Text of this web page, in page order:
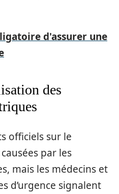
d'assurer une
des
officiels sur le
par les
mais les médecins et
d’urgence signalent